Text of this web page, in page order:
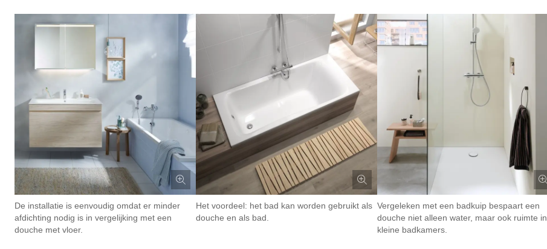
De installatie is eenvoudig omdat er minder
afdichting nodig is in vergelijking met een
douche met vloer.
Het voordeel: het bad kan worden gebruikt als
douche en als bad.
Vergeleken met een badkuip bespaart een
douche niet alleen water, maar ook ruimte in
kleine badkamers.